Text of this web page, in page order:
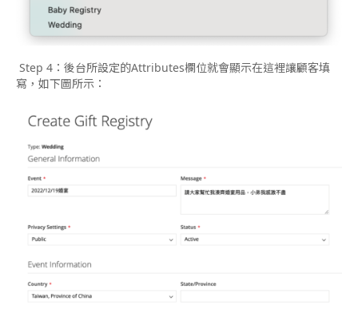
Step 4：後台所設定的Attributes欄位就會顯示在這裡讓顧客填
寫，如下圖所示：